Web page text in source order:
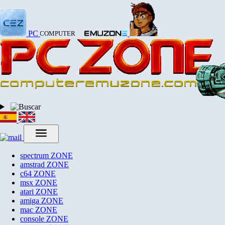
PC COMPUTER
spectrum ZONE
amstrad ZONE
c64 ZONE
msx ZONE
atari ZONE
amiga ZONE
mac ZONE
console ZONE